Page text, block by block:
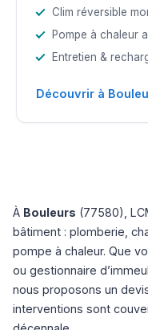
Clim réversible
Pompe à chaleur
Entretien &
Découvrir à
À Bouleurs (77580),
bâtiment : plomberie,
pompe à chaleur. Que
ou gestionnaire
nous proposons un
interventions sont